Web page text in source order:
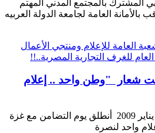
بالمجتمع المدني المهتم
العامة لجامعة الدولة العربيه
شعار "وطن واحد .. إعلام
فى يوم الجمعة الموافق 16 يناير 2009 أنطلق يوم التضامن مع غزة
واحد لنصرة